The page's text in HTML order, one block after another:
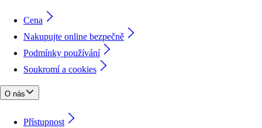
Cena
Nakupujte online bezpečně
Podmínky používání
Soukromí a cookies
O nás
Přístupnost